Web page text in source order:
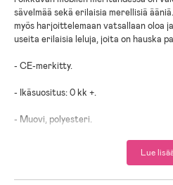
sävelmää sekä erilaisia merellisiä
myös harjoittelemaan vatsallaan oloa
useita erilaisia leluja, joita on hauska
- CE-merkitty.
- Ikäsuositus: 0 kk +.
- Muovi, polyesteri.
Lue